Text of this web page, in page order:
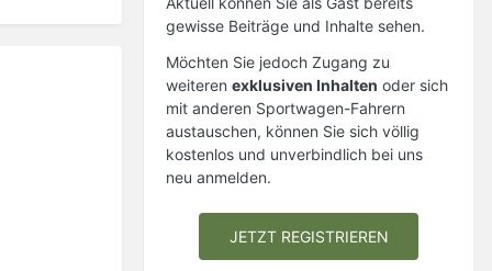
gewisse Beiträge und Inhalte sehen.
Möchten Sie jedoch Zugang zu
weiteren exklusiven Inhalten oder sich
mit anderen Sportwagen-Fahrern
austauschen, können Sie sich völlig
kostenlos und unverbindlich bei uns
neu anmelden.
JETZT REGISTRIEREN